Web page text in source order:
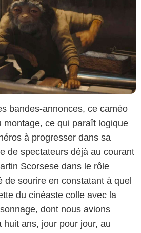
bandes-annonces, ce caméo
montage, ce qui paraît logique
à progresser dans sa
de spectateurs déjà au courant
Scorsese dans le rôle
de sourire en constatant à quel
du cinéaste colle avec la
dont nous avions
ans, jour pour jour, au